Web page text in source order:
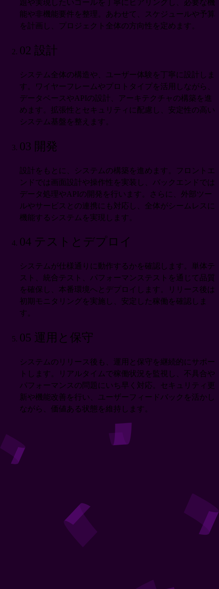
題や実現したいゴールを丁寧にヒアリングし、必要な機
能や非機能要件を整理。あわせて、スケジュールや予算
を計画し、プロジェクト全体の方向性を定めます。
02 設計
システム全体の構造や、ユーザー体験を丁寧に設計しま
す。ワイヤーフレームやプロトタイプを活用しながら、
データベースやAPIの設計、アーキテクチャの構築を進
めます。拡張性とセキュリティに配慮し、安定性の高い
システム基盤を整えます。
03 開発
設計をもとに、システムの構築を進めます。フロントエ
ンドでは画面設計や操作性を実装し、バックエンドでは
データ処理やAPIの開発を行います。さらに、外部ツー
ルやサービスとの連携にも対応し、全体がシームレスに
機能するシステムを実現します。
04 テストとデプロイ
システムが仕様通りに動作するかを確認します。単体テ
スト、統合テスト、パフォーマンステストを通じて品質
を確保し、本番環境へとデプロイします。リリース後は
初期モニタリングを実施し、安定した稼働を確認しま
す。
05 運用と保守
システムのリリース後も、運用と保守を継続的にサポー
トします。リアルタイムで稼働状況を監視し、不具合や
パフォーマンスの問題にいち早く対応。セキュリティ更
新や機能改善を行い、ユーザーフィードバックを活かし
ながら、価値ある状態を維持します。